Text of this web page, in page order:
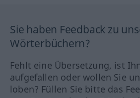
Sie haben Feedback zu
Wörterbüchern?
Fehlt eine Übersetzung, ist
aufgefallen oder wollen Sie
loben? Füllen Sie bitte das